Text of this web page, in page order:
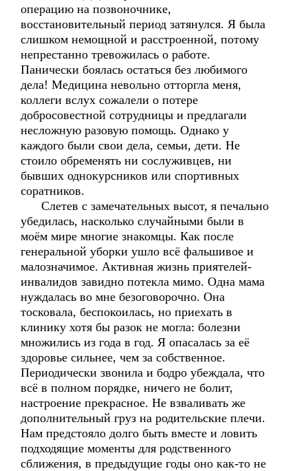
операцию на позвоночнике,
восстановительный период затянулся. Я была
слишком немощной и расстроенной, потому
непрестанно тревожилась о работе.
Панически боялась остаться без любимого
дела! Медицина невольно отторгла меня,
коллеги вслух сожалели о потере
добросовестной сотрудницы и предлагали
несложную разовую помощь. Однако у
каждого были свои дела, семьи, дети. Не
стоило обременять ни сослуживцев, ни
бывших однокурсников или спортивных
соратников.
Слетев с замечательных высот, я печально
убедилась, насколько случайными были в
моём мире многие знакомцы. Как после
генеральной уборки ушло всё фальшивое и
малозначимое. Активная жизнь приятелей-
инвалидов завидно потекла мимо. Одна мама
нуждалась во мне безоговорочно. Она
тосковала, беспокоилась, но приехать в
клинику хотя бы разок не могла: болезни
множились из года в год. Я опасалась за её
здоровье сильнее, чем за собственное.
Периодически звонила и бодро убеждала, что
всё в полном порядке, ничего не болит,
настроение прекрасное. Не взваливать же
дополнительный груз на родительские плечи.
Нам предстояло долго быть вместе и ловить
подходящие моменты для родственного
сближения, в предыдущие годы оно как-то не